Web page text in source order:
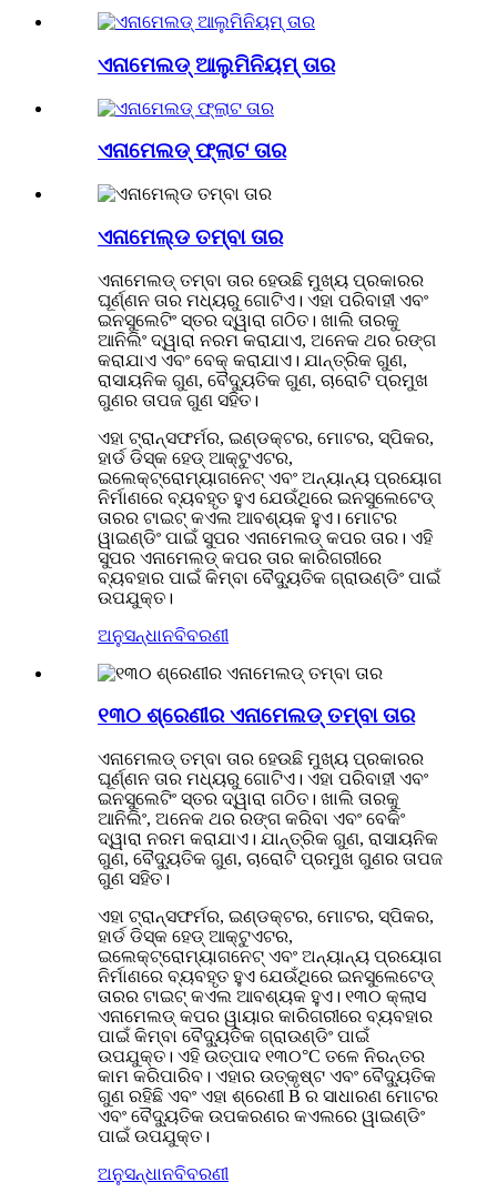
ଏନାମେଲଡ୍ ଆଲୁମିନିୟମ୍ ତାର
ଏନାମେଲଡ୍ ଫ୍ଲାଟ ତାର
ଏନାମେଲ୍ଡ ତମ୍ବା ତାର
ଏନାମେଲଡ୍ ତମ୍ବା ତାର ହେଉଛି ମୁଖ୍ୟ ପ୍ରକାରର
ଘୂର୍ଣ୍ଣନ ତାର ମଧ୍ୟରୁ ଗୋଟିଏ। ଏହା ପରିବାହୀ ଏବଂ
ଇନସୁଲେଟିଂ ସ୍ତର ଦ୍ୱାରା ଗଠିତ। ଖାଲି ତାରକୁ
ଆନିଲିଂ ଦ୍ୱାରା ନରମ କରାଯାଏ, ଅନେକ ଥର ରଙ୍ଗ
କରାଯାଏ ଏବଂ ବେକ୍ କରାଯାଏ। ଯାନ୍ତ୍ରିକ ଗୁଣ,
ରାସାୟନିକ ଗୁଣ, ବୈଦ୍ୟୁତିକ ଗୁଣ, ଚାରୋଟି ପ୍ରମୁଖ
ଗୁଣର ତାପଜ ଗୁଣ ସହିତ।
ଏହା ଟ୍ରାନ୍ସଫର୍ମର, ଇଣ୍ଡକ୍ଟର, ମୋଟର, ସ୍ପିକର,
ହାର୍ଡ ଡିସ୍କ ହେଡ୍ ଆକ୍ଟୁଏଟର,
ଇଲେକ୍ଟ୍ରୋମ୍ୟାଗନେଟ୍ ଏବଂ ଅନ୍ୟାନ୍ୟ ପ୍ରୟୋଗ
ନିର୍ମାଣରେ ବ୍ୟବହୃତ ହୁଏ ଯେଉଁଥିରେ ଇନସୁଲେଟେଡ୍
ତାରର ଟାଇଟ୍ କଏଲ ଆବଶ୍ୟକ ହୁଏ। ମୋଟର
ୱାଇଣ୍ଡିଂ ପାଇଁ ସୁପର ଏନାମେଲଡ୍ କପର ତାର। ଏହି
ସୁପର ଏନାମେଲଡ୍ କପର ତାର କାରିଗରୀରେ
ବ୍ୟବହାର ପାଇଁ କିମ୍ବା ବୈଦ୍ୟୁତିକ ଗ୍ରାଉଣ୍ଡିଂ ପାଇଁ
ଉପଯୁକ୍ତ।
ଅନୁସନ୍ଧାନବିବରଣୀ
୧୩୦ ଶ୍ରେଣୀର ଏନାମେଲଡ୍ ତମ୍ବା ତାର
ଏନାମେଲଡ୍ ତମ୍ବା ତାର ହେଉଛି ମୁଖ୍ୟ ପ୍ରକାରର
ଘୂର୍ଣ୍ଣନ ତାର ମଧ୍ୟରୁ ଗୋଟିଏ। ଏହା ପରିବାହୀ ଏବଂ
ଇନସୁଲେଟିଂ ସ୍ତର ଦ୍ୱାରା ଗଠିତ। ଖାଲି ତାରକୁ
ଆନିଲିଂ, ଅନେକ ଥର ରଙ୍ଗ କରିବା ଏବଂ ବେକିଂ
ଦ୍ୱାରା ନରମ କରାଯାଏ। ଯାନ୍ତ୍ରିକ ଗୁଣ, ରାସାୟନିକ
ଗୁଣ, ବୈଦ୍ୟୁତିକ ଗୁଣ, ଚାରୋଟି ପ୍ରମୁଖ ଗୁଣର ତାପଜ
ଗୁଣ ସହିତ।
ଏହା ଟ୍ରାନ୍ସଫର୍ମର, ଇଣ୍ଡକ୍ଟର, ମୋଟର, ସ୍ପିକର,
ହାର୍ଡ ଡିସ୍କ ହେଡ୍ ଆକ୍ଟୁଏଟର,
ଇଲେକ୍ଟ୍ରୋମ୍ୟାଗନେଟ୍ ଏବଂ ଅନ୍ୟାନ୍ୟ ପ୍ରୟୋଗ
ନିର୍ମାଣରେ ବ୍ୟବହୃତ ହୁଏ ଯେଉଁଥିରେ ଇନସୁଲେଟେଡ୍
ତାରର ଟାଇଟ୍ କଏଲ ଆବଶ୍ୟକ ହୁଏ। ୧୩୦ କ୍ଲାସ
ଏନାମେଲଡ୍ କପର ୱାୟାର କାରିଗରୀରେ ବ୍ୟବହାର
ପାଇଁ କିମ୍ବା ବୈଦ୍ୟୁତିକ ଗ୍ରାଉଣ୍ଡିଂ ପାଇଁ
ଉପଯୁକ୍ତ। ଏହି ଉତ୍ପାଦ ୧୩୦°C ତଳେ ନିରନ୍ତର
କାମ କରିପାରିବ। ଏହାର ଉତ୍କୃଷ୍ଟ ଏବଂ ବୈଦ୍ୟୁତିକ
ଗୁଣ ରହିଛି ଏବଂ ଏହା ଶ୍ରେଣୀ B ର ସାଧାରଣ ମୋଟର
ଏବଂ ବୈଦ୍ୟୁତିକ ଉପକରଣର କଏଲରେ ୱାଇଣ୍ଡିଂ
ପାଇଁ ଉପଯୁକ୍ତ।
ଅନୁସନ୍ଧାନବିବରଣୀ